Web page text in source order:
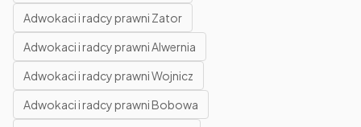
Adwokaci i radcy prawni Zator
Adwokaci i radcy prawni Alwernia
Adwokaci i radcy prawni Wojnicz
Adwokaci i radcy prawni Bobowa